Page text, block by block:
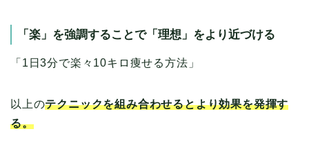
「楽」を強調することで「理想」をより近づける
「1日3分で楽々10キロ痩せる方法」
以上のテクニックを組み合わせるとより効果を発揮す
る。